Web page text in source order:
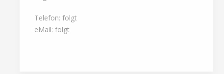
Telefon: folgt
eMail: folgt